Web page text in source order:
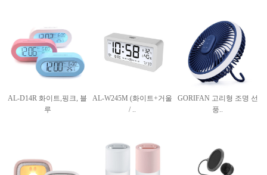
AL-D14R 화이트,핑크, 블
루
AL-W245M (화이트+거울
/ ..
GORIFAN 고리형 조명 선
풍..